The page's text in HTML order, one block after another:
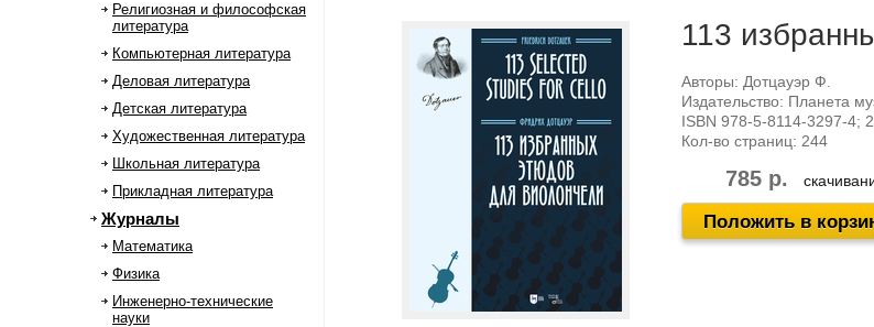
Религиозная и философская
литература
Компьютерная литература
Деловая литература
Детская литература
Художественная литература
Школьная литература
Прикладная литература
Журналы
Математика
Физика
Инженерно-технические
науки
113
Авторы: Дотцауэр Ф.
Издательство: Планета
ISBN 978-5-8114-3297-4;
Кол-во страниц: 244
785 р.
Положить в